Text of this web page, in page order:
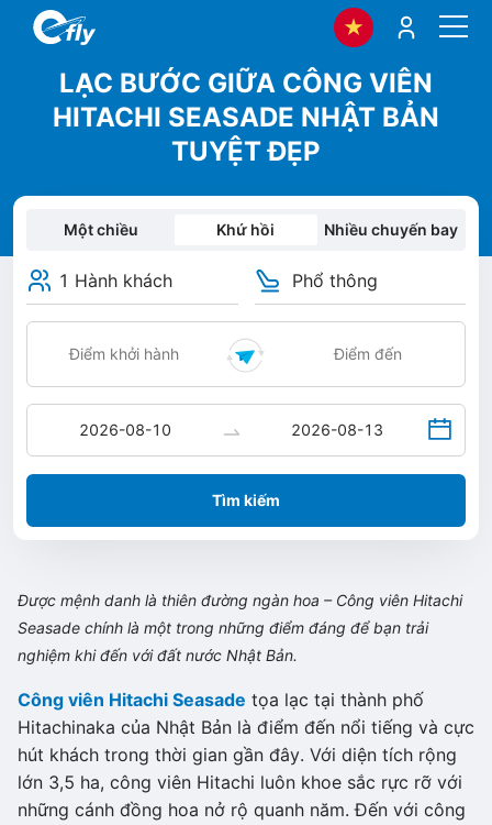
LẠC BƯỚC GIỮA CÔNG VIÊN
HITACHI SEASADE NHẬT BẢN
TUYỆT ĐẸP
Một chiều Khứ hồi Nhiều chuyến bay
1 Hành khách Phổ thông
Tìm kiếm
Được mệnh danh là thiên đường ngàn hoa – Công viên Hitachi
Seasade chính là một trong những điểm đáng để bạn trải
nghiệm khi đến với đất nước Nhật Bản.
Công viên Hitachi Seasade tọa lạc tại thành phố
Hitachinaka của Nhật Bản là điểm đến nổi tiếng và cực
hút khách trong thời gian gần đây. Với diện tích rộng
lớn 3,5 ha, công viên Hitachi luôn khoe sắc rực rỡ với
những cánh đồng hoa nở rộ quanh năm. Đến với công